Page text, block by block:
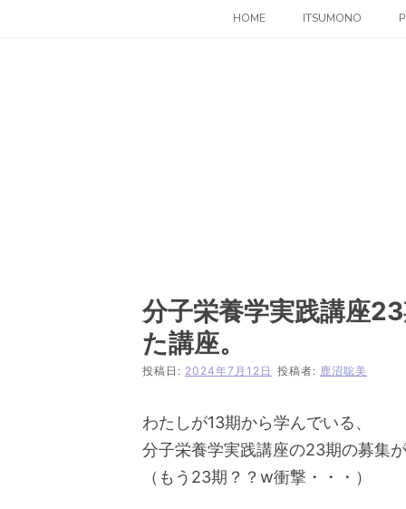
HOME ITSUMONO
分子栄養学実践講座
た講座。
投稿日: 2024年7月12日 投稿者: 鹿沼聡美
わたしが13期から学んでいる、
分子栄養学実践講座の23期の募集
（もう23期？？w衝撃・・・）